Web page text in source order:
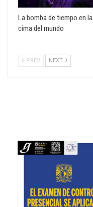
La bomba de tiempo en la
cima del mundo
PREV NEXT